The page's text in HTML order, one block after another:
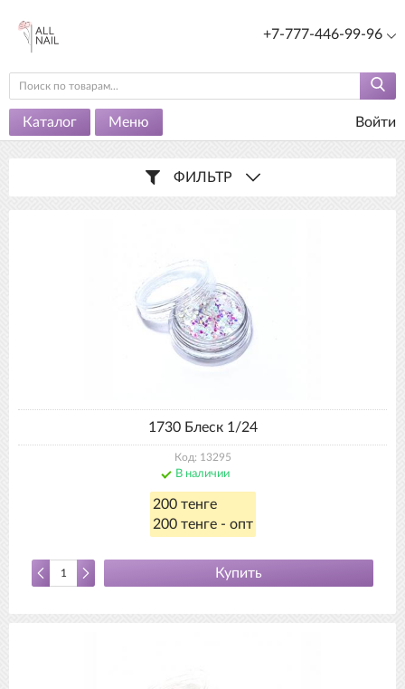
+7-777-446-99-96
Каталог Меню Войти
ФИЛЬТР
1730 Блеск 1/24
Код: 13295
В наличии
200 тенге
200 тенге - опт
Купить